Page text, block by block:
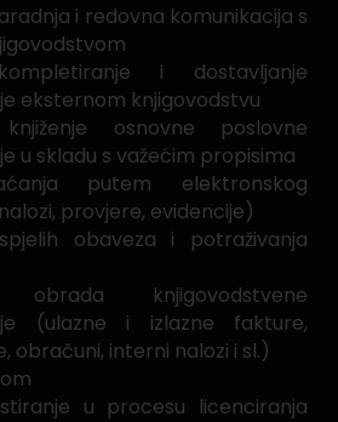
i redovna komunikacija s
i dostavljanje
eksternom knjigovodstvu
osnovne poslovne
u skladu s važećim propisima
putem elektronskog
provjere, evidencije)
obaveza i potraživanja
knjigovodstvene
(ulazne i izlazne fakture,
obračuni, interni nalozi i sl.)
u procesu licenciranja